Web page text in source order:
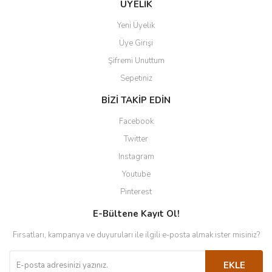
ÜYELİK
Yeni Üyelik
Üye Girişi
Şifremi Unuttum
Sepetiniz
BİZİ TAKİP EDİN
Facebook
Twitter
Instagram
Youtube
Pinterest
E-Bültene Kayıt Ol!
Fırsatları, kampanya ve duyuruları ile ilgili e-posta almak ister misiniz?
EKLE